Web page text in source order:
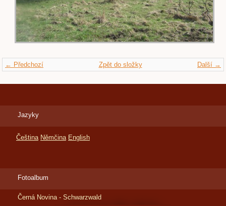
← Předchozí Další →
Zpět do složky
Jazyky
Čeština Němčina English
Fotoalbum
Černá Novina - Schwarzwald